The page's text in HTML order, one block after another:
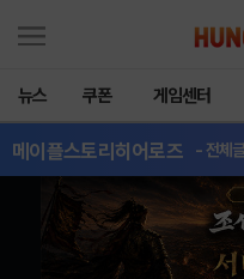
뉴스 쿠폰 게임센터
메이플스토리히어로즈 - 전체